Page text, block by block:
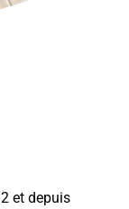
et depuis